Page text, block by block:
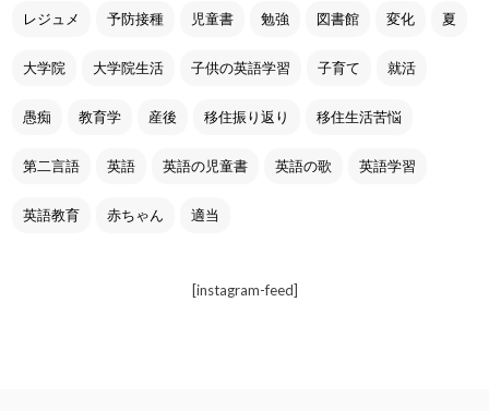
レジュメ 予防接種 児童書 勉強 図書館 変化 夏
大学院 大学院生活 子供の英語学習 子育て 就活
愚痴 教育学 産後 移住振り返り 移住生活苦悩
第二言語 英語 英語の児童書 英語の歌 英語学習
英語教育 赤ちゃん 適当
[instagram-feed]